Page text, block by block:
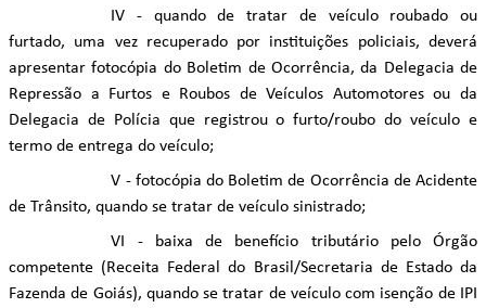
IV - quando de tratar de veículo roubado ou
furtado, uma vez recuperado por instituições policiais, deverá
apresentar fotocópia do Boletim de Ocorrência, da Delegacia de
Repressão a Furtos e Roubos de Veículos Automotores ou da
Delegacia de Polícia que registrou o furto/roubo do veículo e
termo de entrega do veículo;
V - fotocópia do Boletim de Ocorrência de Acidente
de Trânsito, quando se tratar de veículo sinistrado;
VI - baixa de benefício tributário pelo Órgão
competente (Receita Federal do Brasil/Secretaria de Estado da
Fazenda de Goiás), quando se tratar de veículo com isenção de IPI